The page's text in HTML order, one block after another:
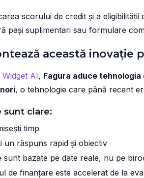
scorului de credit și a
pași suplimentari sau formulare
această inovație
AI, Fagura aduce
, o tehnologie care până recent
sunt clare:
timp
un răspuns rapid și obiectiv
sunt bazate pe date reale, nu pe
de finanțare este accelerat de la